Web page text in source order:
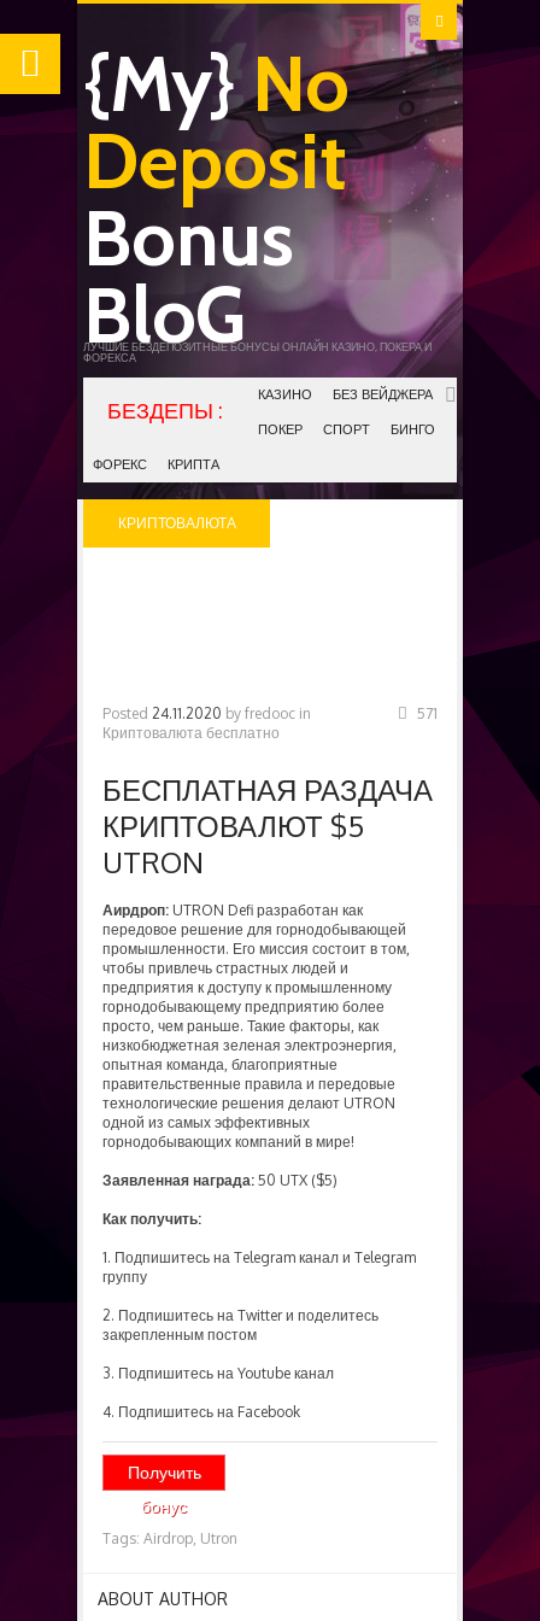
{My}No
Deposit
Bonus
BloG
ЛУЧШИЕ БЕЗДЕПОЗИТНЫЕ БОНУСЫ ОНЛАЙН КАЗИНО, ПОКЕРА И
ФОРЕКСА
КАЗИНО БЕЗ ВЕЙДЖЕРА
ПОКЕР СПОРТ БИНГО
ФОРЕКС КРИПТА
КРИПТОВАЛЮТА
Posted 24.11.2020 by fredooc in
Криптовалюта бесплатно
571
БЕСПЛАТНАЯ РАЗДАЧА
КРИПТОВАЛЮТ $5
UTRON
Аирдроп: UTRON Defi разработан как
передовое решение для горнодобывающей
промышленности. Его миссия состоит в том,
чтобы привлечь страстных людей и
предприятия к доступу к промышленному
горнодобывающему предприятию более
просто, чем раньше. Такие факторы, как
низкобюджетная зеленая электроэнергия,
опытная команда, благоприятные
правительственные правила и передовые
технологические решения делают UTRON
одной из самых эффективных
горнодобывающих компаний в мире!
Заявленная награда: 50 UTX ($5)
Как получить:
1. Подпишитесь на Telegram канал и Telegram
группу
2. Подпишитесь на Twitter и поделитесь
закрепленным постом
3. Подпишитесь на Youtube канал
4. Подпишитесь на Facebook
Получить
бонус
Tags: Airdrop, Utron
ABOUT AUTHOR